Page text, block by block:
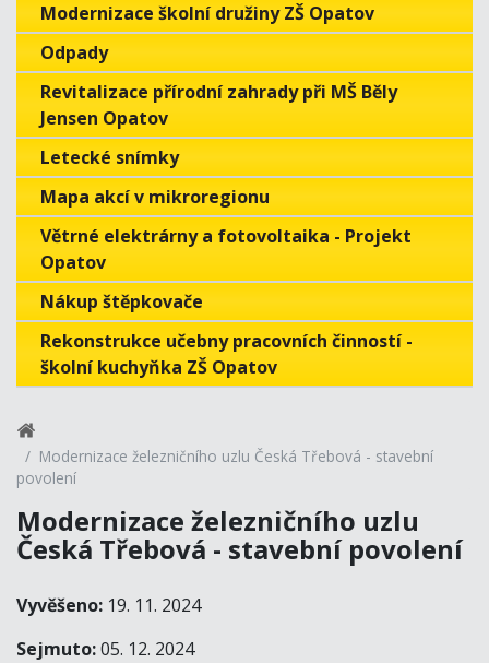
Modernizace školní družiny ZŠ Opatov
Odpady
Revitalizace přírodní zahrady při MŠ Běly
Jensen Opatov
Letecké snímky
Mapa akcí v mikroregionu
Větrné elektrárny a fotovoltaika - Projekt
Opatov
Nákup štěpkovače
Rekonstrukce učebny pracovních činností -
školní kuchyňka ZŠ Opatov
Modernizace železničního uzlu Česká Třebová - stavební
povolení
Modernizace železničního uzlu
Česká Třebová - stavební povolení
Vyvěšeno: 19. 11. 2024
Sejmuto:05. 12. 2024